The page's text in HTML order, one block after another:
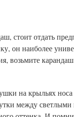
стоит отдать
он наиболее
возьмите
на крыльях
между